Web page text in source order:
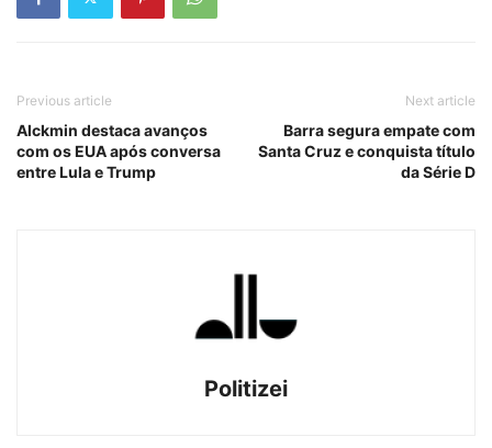
Previous article
Alckmin destaca avanços
com os EUA após conversa
entre Lula e Trump
Next article
Barra segura empate com
Santa Cruz e conquista título
da Série D
Politizei